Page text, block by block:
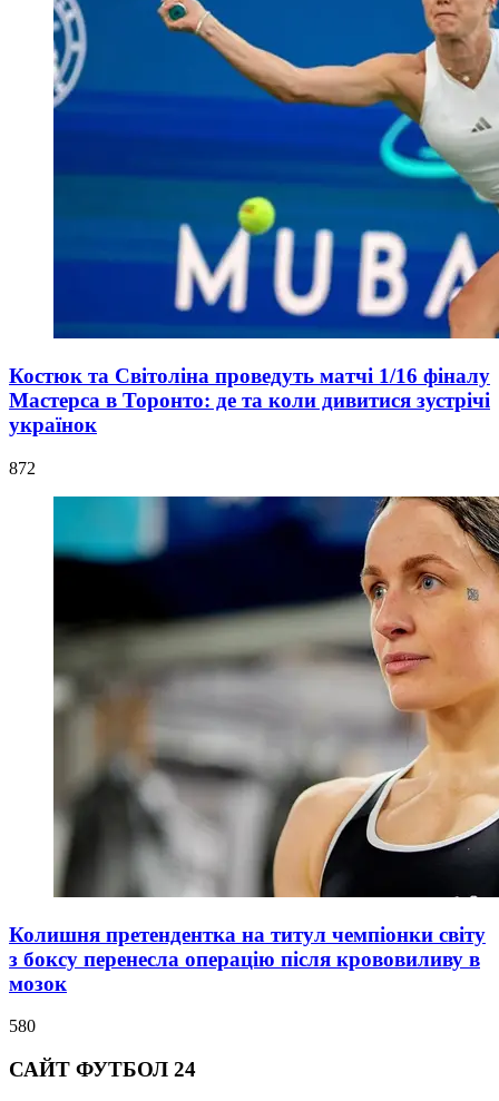
Костюк та Світоліна проведуть матчі 1/16 фіналу
Мастерса в Торонто: де та коли дивитися зустрічі
українок
872
Колишня претендентка на титул чемпіонки світу
з боксу перенесла операцію після крововиливу в
мозок
580
САЙТ ФУТБОЛ 24